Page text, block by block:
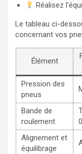
Réalisez
Le tableau ci-
concernant vos
Élément
Pression des
pneus
Bande de
roulement
Alignement et
équilibrage